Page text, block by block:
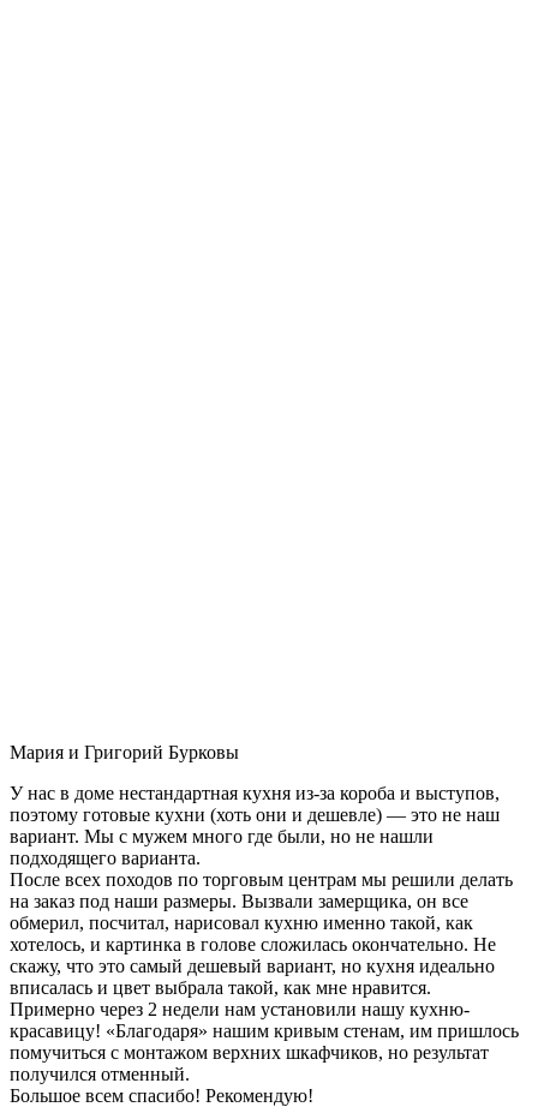
Мария и Григорий Бурковы
У нас в доме нестандартная кухня из-за короба и выступов,
поэтому готовые кухни (хоть они и дешевле) — это не наш
вариант. Мы с мужем много где были, но не нашли
подходящего варианта.
После всех походов по торговым центрам мы решили делать
на заказ под наши размеры. Вызвали замерщика, он все
обмерил, посчитал, нарисовал кухню именно такой, как
хотелось, и картинка в голове сложилась окончательно. Не
скажу, что это самый дешевый вариант, но кухня идеально
вписалась и цвет выбрала такой, как мне нравится.
Примерно через 2 недели нам установили нашу кухню-
красавицу! «Благодаря» нашим кривым стенам, им пришлось
помучиться с монтажом верхних шкафчиков, но результат
получился отменный.
Большое всем спасибо! Рекомендую!